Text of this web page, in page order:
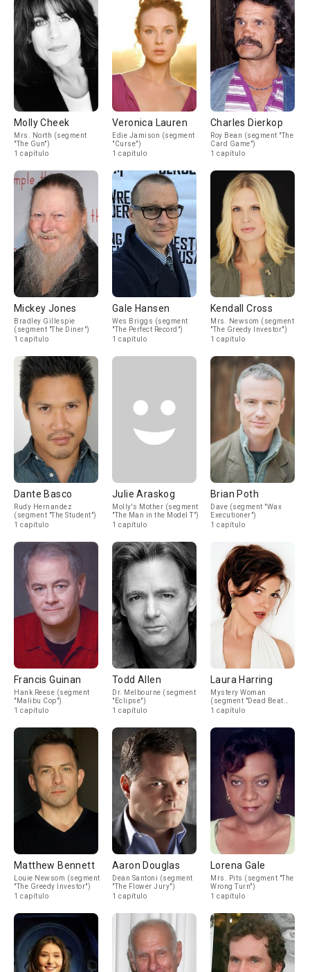
Molly Cheek
Mrs. North (segment
"The Gun")
1 capítulo
Veronica Lauren
Edie Jamison (segment
"Curse")
1 capítulo
Charles Dierkop
Roy Bean (segment "The
Card Game")
1 capítulo
Mickey Jones
Bradley Gillespie
(segment "The Diner")
1 capítulo
Gale Hansen
Wes Briggs (segment
"The Perfect Record")
1 capítulo
Kendall Cross
Mrs. Newsom (segment
"The Greedy Investor")
1 capítulo
Dante Basco
Rudy Hernandez
(segment "The Student")
1 capítulo
Julie Araskog
Molly's Mother (segment
"The Man in the Model T")
1 capítulo
Brian Poth
Dave (segment "Wax
Executioner")
1 capítulo
Francis Guinan
Hank Reese (segment
"Malibu Cop")
1 capítulo
Todd Allen
Dr. Melbourne (segment
"Eclipse")
1 capítulo
Laura Harring
Mystery Woman
(segment "Dead Beat
Daddy")
1 capítulo
Matthew Bennett
Louie Newsom (segment
"The Greedy Investor")
1 capítulo
Aaron Douglas
Dean Santoni (segment
"The Flower Jury")
1 capítulo
Lorena Gale
Mrs. Pits (segment "The
Wrong Turn")
1 capítulo